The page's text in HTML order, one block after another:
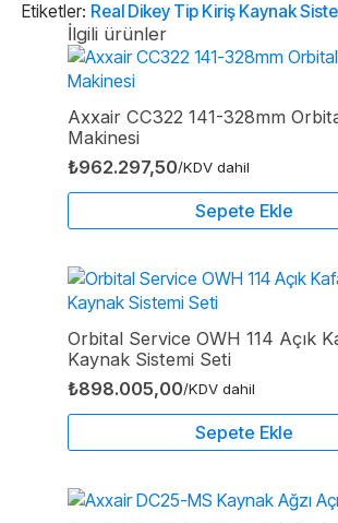
Etiketler: Real Dikey Tip Kiriş Kaynak
İlgili ürünler
Axxair CC322 141-328mm
Makinesi
₺962.297,50/KDV dahil
Sepete Ekle
Orbital Service OWH 114 Açık
Kaynak Sistemi Seti
₺898.005,00/KDV dahil
Sepete Ekle